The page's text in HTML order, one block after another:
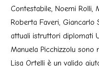
Contestabile, Noemi Rolli,
Roberta Faveri, Giancarlo
attuali istruttori diplomati
Manuela Picchizzolu
Lisa Ortelli è un valido